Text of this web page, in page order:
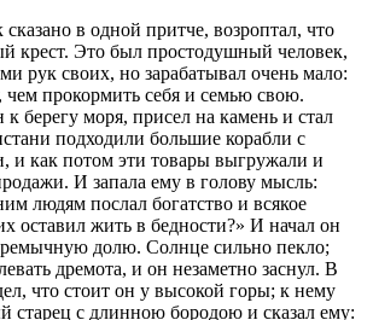
в одной притче, возроптал, что
крест. Это был простодушный человек,
рук своих, но зарабатывал очень мало:
чем прокормить себя и семью свою.
берегу моря, присел на камень и стал
подходили большие корабли с
и как потом эти товары выгружали и
И запала ему в голову мысль:
людям послал богатство и всякое
оставил жить в бедности?» И начал он
долю. Солнце сильно пекло;
дремота, и он незаметно заснул. В
что стоит он у высокой горы; к нему
старец с длинною бородою и сказал ему: